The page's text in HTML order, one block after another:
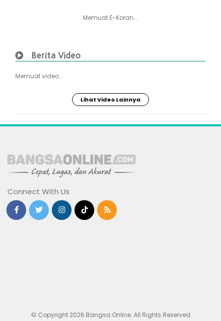
Memuat E-Koran...
Berita Video
Memuat video...
Lihat Video Lainnya
Connect With Us
© Copyright 2026 Bangsa Online. All Rights Reserved